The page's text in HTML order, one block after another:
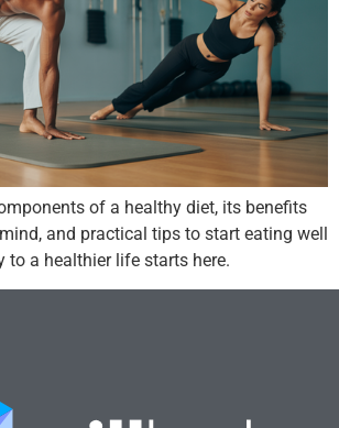
of a healthy diet, its benefits
and practical tips to start eating well
to a healthier life starts here.